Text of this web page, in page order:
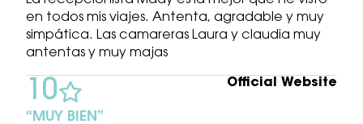
en todos mis viajes. Antenta, agradable y muy
simpática. Las camareras Laura y claudia muy
antentas y muy majas
MUY BIEN
10 Official Website